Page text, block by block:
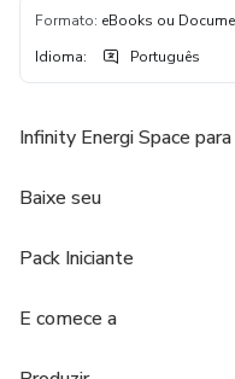
Formato: eBooks ou
Idioma: Português
Infinity Energi Space
Baixe seu
Pack Iniciante
E comece a